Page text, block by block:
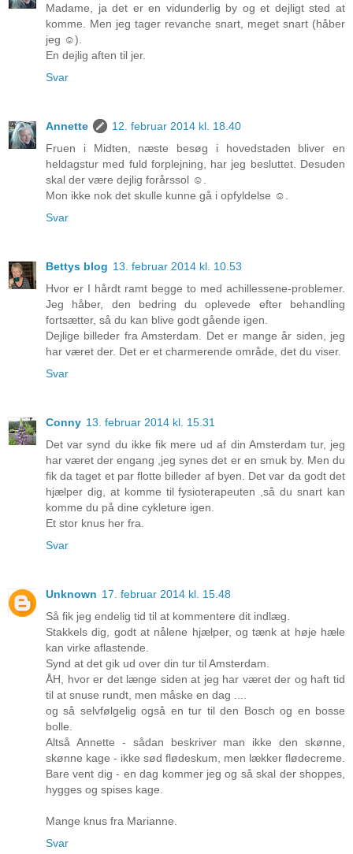
Madame, ja det er en vidunderlig by og et dejligt sted at
komme. Men jeg tager revanche snart, meget snart (håber
jeg ☺).
En dejlig aften til jer.
Svar
Annette
12. februar 2014 kl. 18.40
Fruen i Midten, næste besøg i hovedstaden bliver en
heldagstur med fuld forplejning, har jeg besluttet. Desuden
skal der være dejlig forårssol ☺.
Mon ikke nok det skulle kunne gå i opfyldelse ☺.
Svar
Bettys blog 13. februar 2014 kl. 10.53
Hvor er I hårdt ramt begge to med achillessene-problemer.
Jeg håber, den bedring du oplevede efter behandling
fortsætter, så du kan blive godt gående igen.
Dejlige billeder fra Amsterdam. Det er mange år siden, jeg
har været der. Det er et charmerende område, det du viser.
Svar
Conny 13. februar 2014 kl. 15.31
Det var synd du ikke fik mere ud af din Amsterdam tur, jeg
har været der engang ,jeg synes det er en smuk by. Men du
fik da taget et par flotte billeder af byen. Det var da godt det
hjælper dig, at komme til fysioterapeuten ,så du snart kan
komme du på dine cykleture igen.
Et stor knus her fra.
Svar
Unknown 17. februar 2014 kl. 15.48
Så fik jeg endelig tid til at kommentere dit indlæg.
Stakkels dig, godt at nålene hjælper, og tænk at høje hæle
kan virke aflastende.
Synd at det gik ud over din tur til Amsterdam.
ÅH, hvor er det længe siden at jeg har været der og haft tid
til at snuse rundt, men måske en dag ....
og så selvfølgelig også en tur til den Bosch og en bosse
bolle.
Altså Annette - sådan beskriver man ikke den skønne,
skønne kage - ikke sød flødeskum, men lækker flødecreme.
Bare vent dig - en dag kommer jeg og så skal der shoppes,
hygges og spises kage.
Mange knus fra Marianne.
Svar